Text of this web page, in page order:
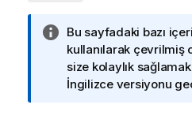
Bu sayfadaki bazı
kullanılarak çevrilmiş
size kolaylık
İngilizce versiyonu